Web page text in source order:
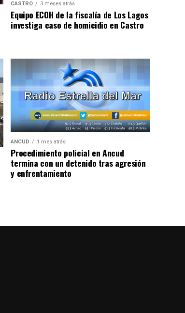
CASTRO 3 meses atrás
Equipo ECOH de la fiscalía de Los Lagos
investiga caso de homicidio en Castro
ANCUD 1 mes atrás
Procedimiento policial en Ancud
termina con un detenido tras agresión
y enfrentamiento